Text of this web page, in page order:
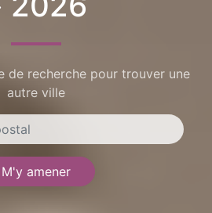
de recherche pour trouver une
autre ville
M'y amener